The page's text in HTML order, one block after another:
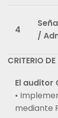
4
/
CRITERIO
El auditor
•
mediante